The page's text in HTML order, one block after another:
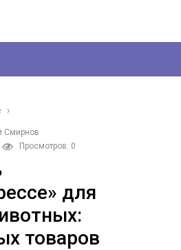
›
Смирнов
Просмотров: 0
для
товаров